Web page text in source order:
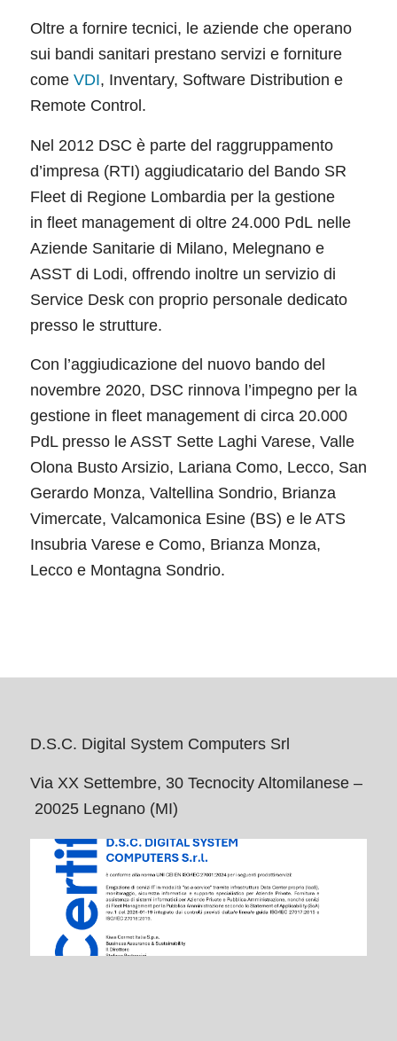
Oltre a fornire tecnici, le aziende che operano
sui bandi sanitari prestano servizi e forniture
come VDI, Inventary, Software Distribution e
Remote Control.
Nel 2012 DSC è parte del raggruppamento
d’impresa (RTI) aggiudicatario del Bando SR
Fleet di Regione Lombardia per la gestione
in fleet management di oltre 24.000 PdL nelle
Aziende Sanitarie di Milano, Melegnano e
ASST di Lodi, offrendo inoltre un servizio di
Service Desk con proprio personale dedicato
presso le strutture.
Con l’aggiudicazione del nuovo bando del
novembre 2020, DSC rinnova l’impegno per la
gestione in fleet management di circa 20.000
PdL presso le ASST Sette Laghi Varese, Valle
Olona Busto Arsizio, Lariana Como, Lecco, San
Gerardo Monza, Valtellina Sondrio, Brianza
Vimercate, Valcamonica Esine (BS) e le ATS
Insubria Varese e Como, Brianza Monza,
Lecco e Montagna Sondrio.
D.S.C. Digital System Computers Srl
Via XX Settembre, 30 Tecnocity Altomilanese –
20025 Legnano (MI)